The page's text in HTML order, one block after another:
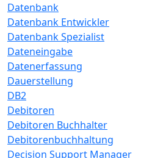
Datenbank
Datenbank Entwickler
Datenbank Spezialist
Dateneingabe
Datenerfassung
Dauerstellung
DB2
Debitoren
Debitoren Buchhalter
Debitorenbuchhaltung
Decision Support Manager